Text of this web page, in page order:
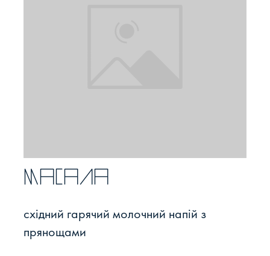
Масала
східний гарячий молочний напій з
прянощами